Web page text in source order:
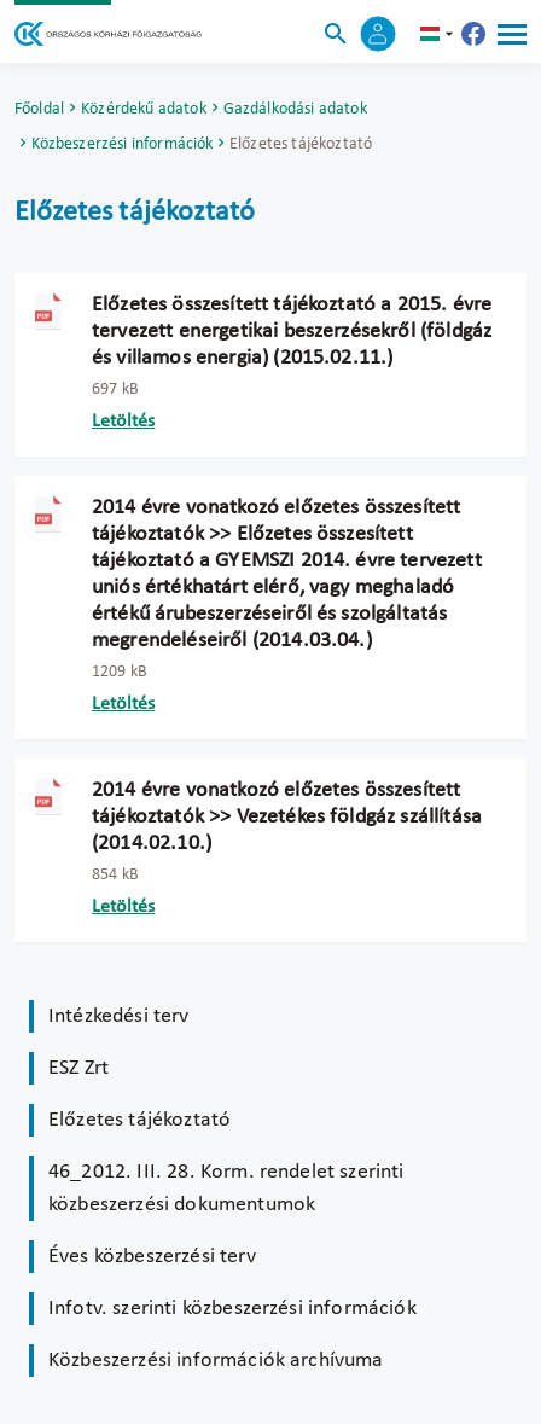
Főoldal Közérdekű adatok
Gazdálkodási adatok
Közbeszerzési információk
Előzetes tájékoztató
Előzetes tájékoztató
Előzetes összesített tájékoztató a 2015. évre
tervezett energetikai beszerzésekről (földgáz
és villamos energia) (2015.02.11.)
697 kB
Letöltés
2014 évre vonatkozó előzetes összesített
tájékoztatók >> Előzetes összesített
tájékoztató a GYEMSZI 2014. évre tervezett
uniós értékhatárt elérő, vagy meghaladó
értékű árubeszerzéseiről és szolgáltatás
megrendeléseiről (2014.03.04.)
1209 kB
Letöltés
2014 évre vonatkozó előzetes összesített
tájékoztatók >> Vezetékes földgáz szállítása
(2014.02.10.)
854 kB
Letöltés
Intézkedési terv
ESZ Zrt
Előzetes tájékoztató
46_2012. III. 28. Korm. rendelet szerinti
közbeszerzési dokumentumok
Éves közbeszerzési terv
Infotv. szerinti közbeszerzési információk
Közbeszerzési információk archívuma